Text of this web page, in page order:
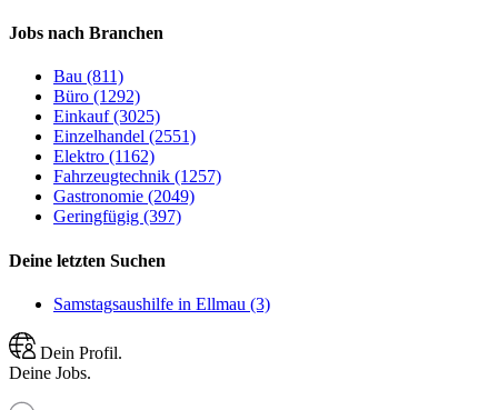
Jobs nach Branchen
Bau (811)
Büro (1292)
Einkauf (3025)
Einzelhandel (2551)
Elektro (1162)
Fahrzeugtechnik (1257)
Gastronomie (2049)
Geringfügig (397)
Deine letzten Suchen
Samstagsaushilfe in Ellmau (3)
Dein Profil.
Deine Jobs.